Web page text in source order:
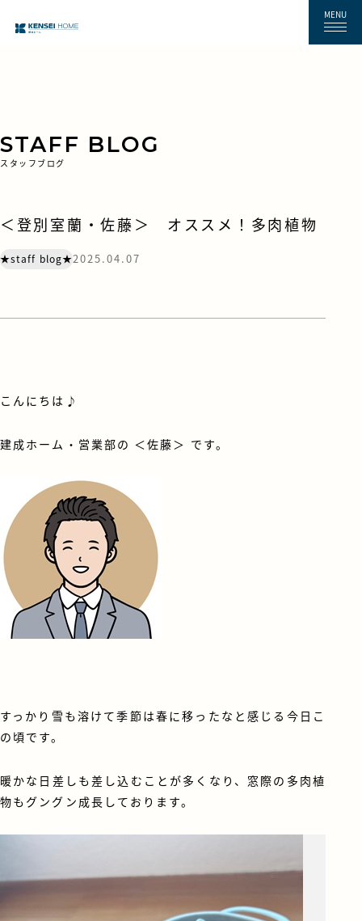
MENU
STAFF BLOG
スタッフブログ
＜登別室蘭・佐藤＞ オススメ！多肉植物
★staff blog★2025.04.07
こんにちは♪
建成ホーム・営業部の ＜佐藤＞ です。
すっかり雪も溶けて季節は春に移ったなと感じる今日こ
の頃です。
暖かな日差しも差し込むことが多くなり、窓際の多肉植
物もグングン成長しております。